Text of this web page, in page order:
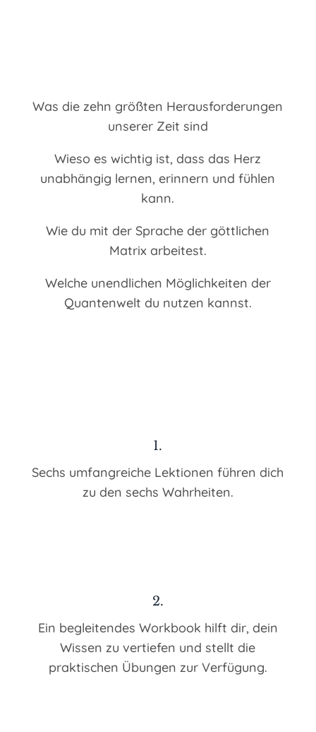
Was die zehn größten Herausforderungen
unserer Zeit sind
Wieso es wichtig ist, dass das Herz
unabhängig lernen, erinnern und fühlen
kann.
Wie du mit der Sprache der göttlichen
Matrix arbeitest.
Welche unendlichen Möglichkeiten der
Quantenwelt du nutzen kannst.
1.
Sechs umfangreiche Lektionen führen dich
zu den sechs Wahrheiten.
2.
Ein begleitendes Workbook hilft dir, dein
Wissen zu vertiefen und stellt die
praktischen Übungen zur Verfügung.